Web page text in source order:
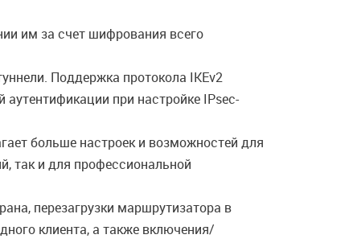
им за счет шифрования всего
Поддержка протокола IKEv2
при настройке IPsec-
больше настроек и возможностей для
так и для профессиональной
перезагрузки маршрутизатора в
клиента, а также включения/